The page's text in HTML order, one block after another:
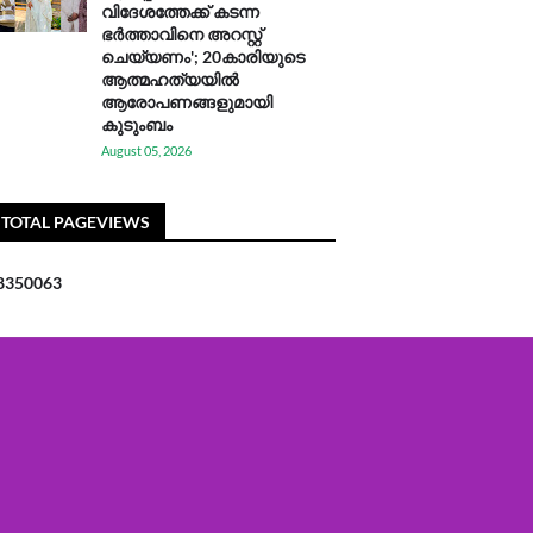
വിദേശത്തേക്ക് കടന്ന
ഭർത്താവിനെ അറസ്റ്റ്
ചെയ്യണം'; 20കാരിയുടെ
ആത്മഹത്യയിൽ
ആരോപണങ്ങളുമായി
കുടുംബം
August 05, 2026
TOTAL PAGEVIEWS
350063